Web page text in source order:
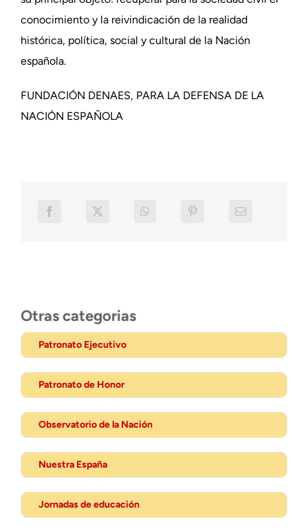
conocimiento y la reivindicación de la realidad
histórica, política, social y cultural de la Nación
española.
FUNDACIÓN DENAES, PARA LA DEFENSA DE LA
NACIÓN ESPAÑOLA
Otras categorias
Patronato Ejecutivo
Patronato de Honor
Observatorio de la Nación
Nuestra España
Jornadas de educación